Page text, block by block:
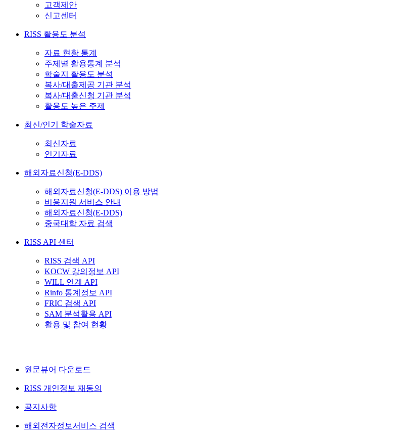
고객제안
신고센터
RISS 활용도 분석
자료 현황 통계
주제별 활용통계 분석
학술지 활용도 분석
복사/대출제공 기관 분석
복사/대출신청 기관 분석
활용도 높은 주제
최신/인기 학술자료
최신자료
인기자료
해외자료신청(E-DDS)
해외자료신청(E-DDS) 이용 방법
비용지원 서비스 안내
해외자료신청(E-DDS)
중국대학 자료 검색
RISS API 센터
RISS 검색 API
KOCW 강의정보 API
WILL 연계 API
Rinfo 통계정보 API
FRIC 검색 API
SAM 분석활용 API
활용 및 참여 현황
원문뷰어 다운로드
RISS 개인정보 재동의
공지사항
해외전자정보서비스 검색